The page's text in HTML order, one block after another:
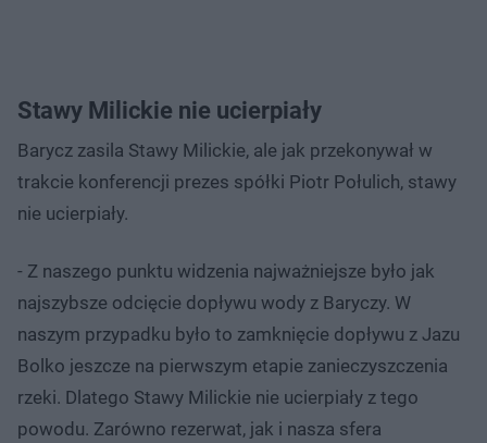
Stawy Milickie nie ucierpiały
Barycz zasila Stawy Milickie, ale jak przekonywał w
trakcie konferencji prezes spółki Piotr Połulich, stawy
nie ucierpiały.
- Z naszego punktu widzenia najważniejsze było jak
najszybsze odcięcie dopływu wody z Baryczy. W
naszym przypadku było to zamknięcie dopływu z Jazu
Bolko jeszcze na pierwszym etapie zanieczyszczenia
rzeki. Dlatego Stawy Milickie nie ucierpiały z tego
powodu. Zarówno rezerwat, jak i nasza sfera